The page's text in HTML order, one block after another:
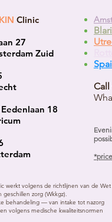
Clinic
27
Zuid
18
werkt volgens de richtlijnen van de Wet
geschillen zorg (Wkkgz).
behandeling — van intake tot nazorg
volgens medische kwaliteitsnormen
Call